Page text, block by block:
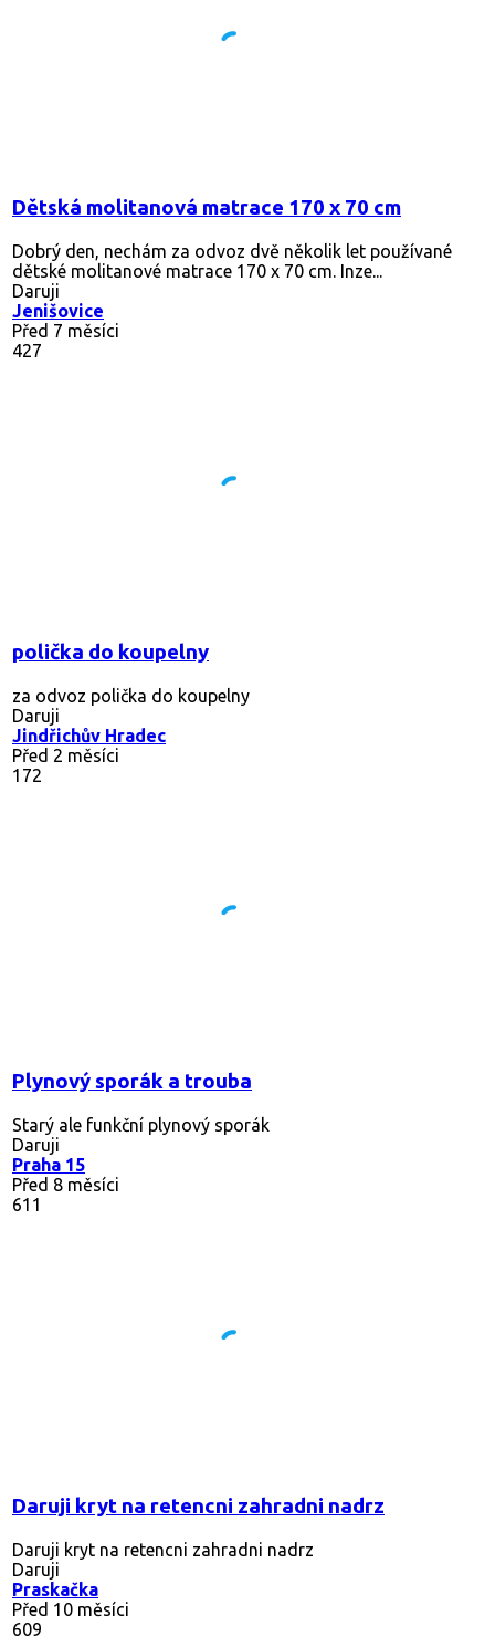
Dětská molitanová matrace 170 x 70 cm
Dobrý den, nechám za odvoz dvě několik let používané
dětské molitanové matrace 170 x 70 cm. Inze...
Daruji
Jenišovice
Před 7 měsíci
427
polička do koupelny
za odvoz polička do koupelny
Daruji
Jindřichův Hradec
Před 2 měsíci
172
Plynový sporák a trouba
Starý ale funkční plynový sporák
Daruji
Praha 15
Před 8 měsíci
611
Daruji kryt na retencni zahradni nadrz
Daruji kryt na retencni zahradni nadrz
Daruji
Praskačka
Před 10 měsíci
609